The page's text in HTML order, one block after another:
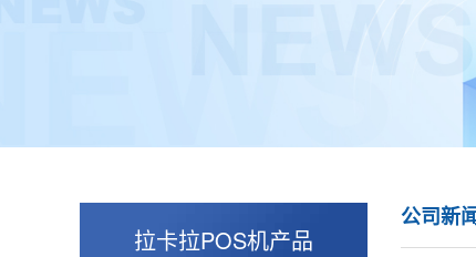
拉卡拉POS机产品
公司新